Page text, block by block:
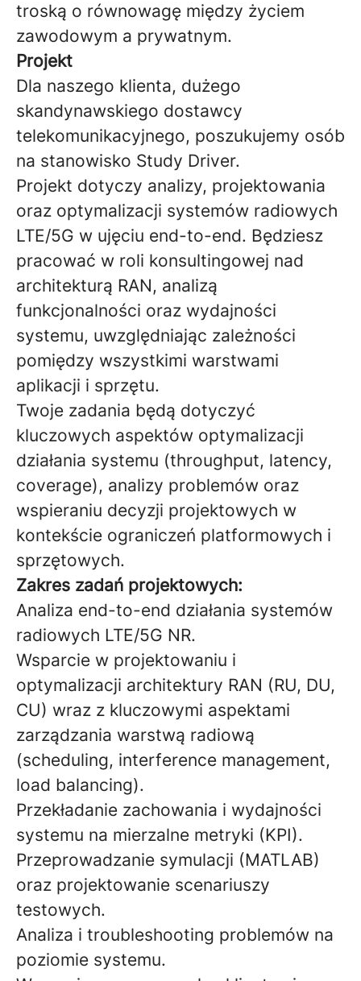
troską o równowagę między życiem
zawodowym a prywatnym.
Projekt
Dla naszego klienta, dużego
skandynawskiego dostawcy
telekomunikacyjnego, poszukujemy osób
na stanowisko Study Driver.
Projekt dotyczy analizy, projektowania
oraz optymalizacji systemów radiowych
LTE/5G w ujęciu end-to-end. Będziesz
pracować w roli konsultingowej nad
architekturą RAN, analizą
funkcjonalności oraz wydajności
systemu, uwzględniając zależności
pomiędzy wszystkimi warstwami
aplikacji i sprzętu.
Twoje zadania będą dotyczyć
kluczowych aspektów optymalizacji
działania systemu (throughput, latency,
coverage), analizy problemów oraz
wspieraniu decyzji projektowych w
kontekście ograniczeń platformowych i
sprzętowych.
Zakres zadań projektowych:
Analiza end-to-end działania systemów
radiowych LTE/5G NR.
Wsparcie w projektowaniu i
optymalizacji architektury RAN (RU, DU,
CU) wraz z kluczowymi aspektami
zarządzania warstwą radiową
(scheduling, interference management,
load balancing).
Przekładanie zachowania i wydajności
systemu na mierzalne metryki (KPI).
Przeprowadzanie symulacji (MATLAB)
oraz projektowanie scenariuszy
testowych.
Analiza i troubleshooting problemów na
poziomie systemu.